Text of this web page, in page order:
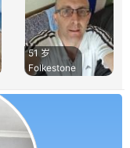
51 岁
Folkestone